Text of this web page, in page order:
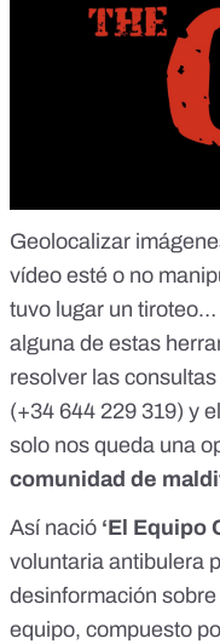
Geolocalizar
vídeo esté o no
tuvo lugar un
alguna de estas
resolver las
(+34 644 229 319) y
solo nos queda una
comunidad de
Así nació ‘El Equipo
voluntaria antibulera
desinformación
equipo, compuesto